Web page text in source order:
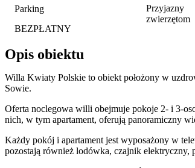
Parking
BEZPŁATNY
Przyjazny
zwierzętom
Opis obiektu
Willa Kwiaty Polskie to obiekt położony w
Sowie.
Oferta noclegowa willi obejmuje pokoje 2- i 3-
nich, w tym apartament, oferują panoramiczny
Każdy pokój i apartament jest wyposażony w
pozostają również lodówka, czajnik elektryczny,